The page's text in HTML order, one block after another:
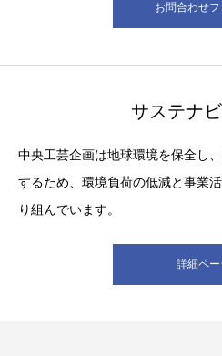
お問合わせ
サステナ
中央工芸企画は地球環境を保全し
するため、環境負荷の低減と事業
り組んでいます。
詳細ペー